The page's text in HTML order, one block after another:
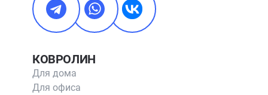
КОВРОЛИН
Для дома
Для офиса